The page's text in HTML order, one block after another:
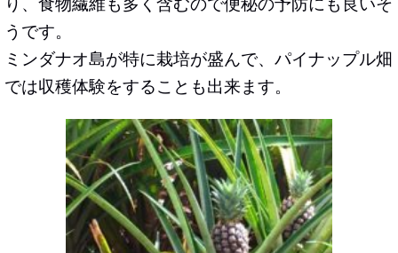
うです。
ミンダナオ島が特に栽培が盛んで、パイナップル畑
では収穫体験をすることも出来ます。